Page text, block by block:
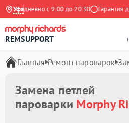
Уфа
Ежедневно с 9:00 до 20:30 Гарантия до
REMSUPPORT
Главная Ремонт пароварок
Замена петлей
пароварки Morphy